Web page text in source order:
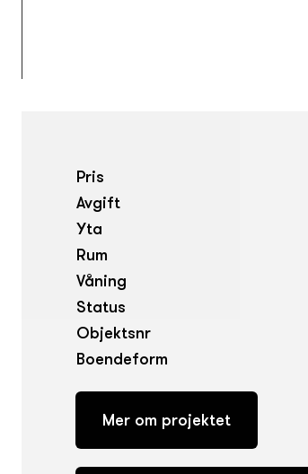
Pris
Avgift
Yta
Rum
Våning
Status
Objektsnr
Boendeform
Mer om projektet